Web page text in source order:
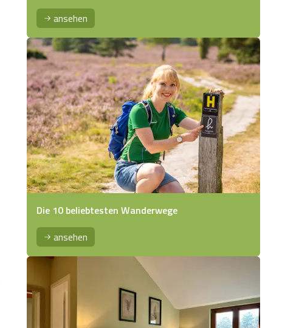
ansehen
Die 10 beliebtesten Wanderwege
ansehen